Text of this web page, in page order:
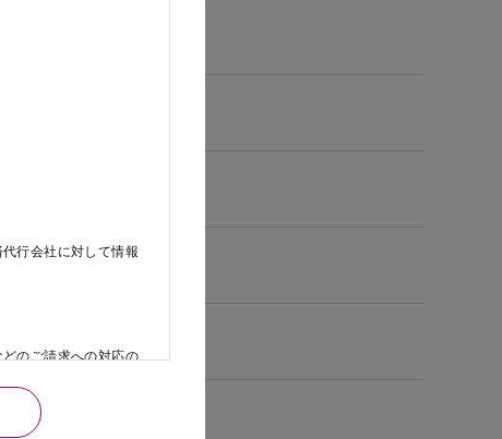
行会社に対して情報
のご請求への対応の